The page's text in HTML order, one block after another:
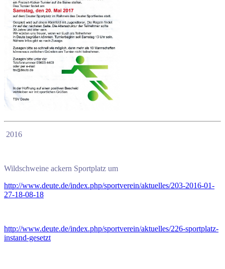
2016
Wildschweine ackern Sportplatz um
http://www.deute.de/index.php/sportverein/aktuelles/203-2016-01-
27-18-08-18
http://www.deute.de/index.php/sportverein/aktuelles/226-sportplatz-
instand-gesetzt